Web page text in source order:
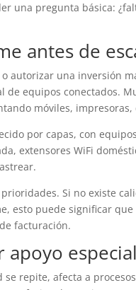
una pregunta básica:
antes de
autorizar una inversión
equipos conectados.
móviles,
por capas, con
extensores WiFi
Si no existe
esto puede significar
facturación.
repite, afecta a